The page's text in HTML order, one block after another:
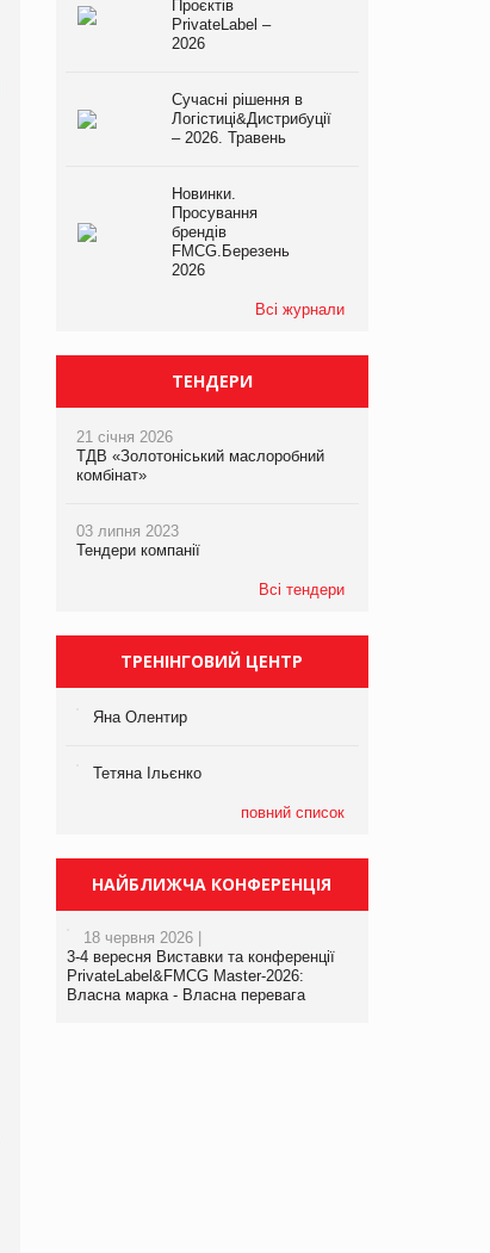
Проєктів
PrivateLabel –
2026
Сучасні рішення в
Логістиці&Дистрибуції
– 2026. Травень
Новинки.
Просування
брендів
FMCG.Березень
2026
Всі журнали
ТЕНДЕРИ
21 січня 2026
ТДВ «Золотоніський маслоробний
комбінат»
03 липня 2023
Тендери компанії
Всі тендери
ТРЕНІНГОВИЙ ЦЕНТР
Яна Олентир
Тетяна Ільєнко
повний список
НАЙБЛИЖЧА КОНФЕРЕНЦІЯ
18 червня 2026 |
3-4 вересня Виставки та конференції
PrivateLabel&FMCG Master-2026:
Власна марка - Власна перевага